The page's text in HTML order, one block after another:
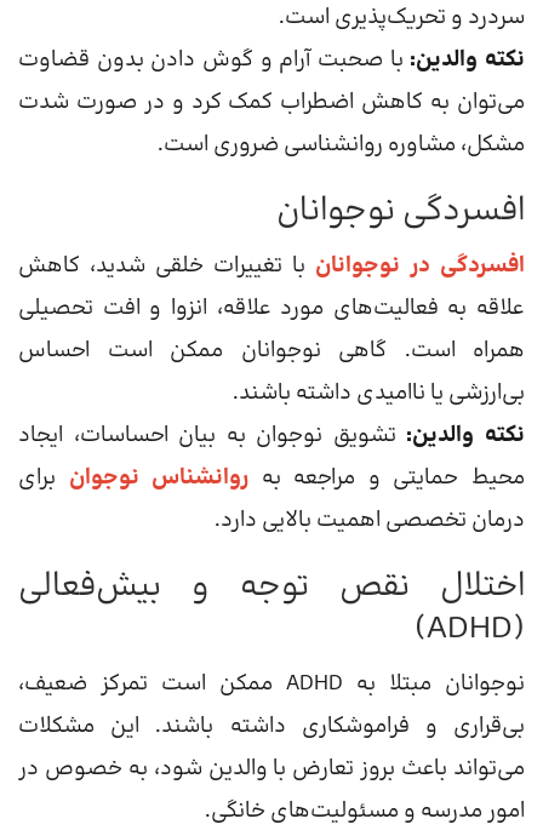
سردرد و تحریک‌پذیری است.
نکته والدین: با صحبت آرام و گوش دادن بدون قضاوت
می‌توان به کاهش اضطراب کمک کرد و در صورت شدت
مشکل، مشاوره روانشناسی ضروری است.
افسردگی نوجوانان
افسردگی در نوجوانان با تغییرات خلقی شدید، کاهش
علاقه به فعالیت‌های مورد علاقه، انزوا و افت تحصیلی
همراه است. گاهی نوجوانان ممکن است احساس
بی‌ارزشی یا ناامیدی داشته باشند.
نکته والدین: تشویق نوجوان به بیان احساسات، ایجاد
محیط حمایتی و مراجعه به روانشناس نوجوان برای
درمان تخصصی اهمیت بالایی دارد.
اختلال نقص توجه و بیش‌فعالی
(ADHD)
نوجوانان مبتلا به ADHD ممکن است تمرکز ضعیف،
بی‌قراری و فراموشکاری داشته باشند. این مشکلات
می‌تواند باعث بروز تعارض با والدین شود، به خصوص در
امور مدرسه و مسئولیت‌های خانگی.